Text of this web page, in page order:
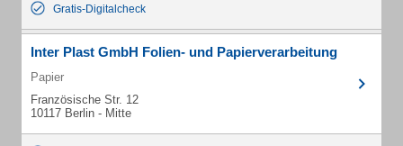
Gratis-Digitalcheck
Inter Plast GmbH Folien- und Papierverarbeitung
Papier
Französische Str. 12
10117 Berlin - Mitte